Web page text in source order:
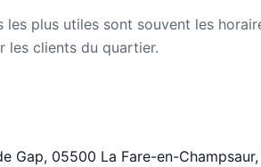
les plus utiles sont souvent les
les clients du quartier.
Gap, 05500 La Fare-en-